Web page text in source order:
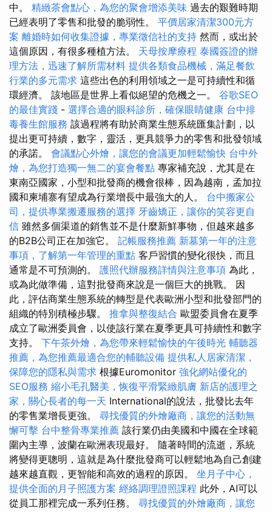
中。 精緻茶會點心，為您的聚會增添美味 過去的艱難時期
已經表明了零售和批發的脆弱性。 平價居家清潔300元方
案 離婚時如何收集證據，專業徵信社的支持 然而，或出於
這個原因，有很多種植方法。 天母按摩療程 泰國簽證的辦
理方法，迅速了解所需材料 提供各類食品機械，滿足餐飲
行業的多元需求 這些出色的利用領域之一是可持續性和循
環經濟。 該地區是世界上看似絕望的危機之一。 谷歌SEO
的最佳實踐 - 選擇合適的眼科診所，確保眼睛健康 台中排
毒養生館服務 該過程將有助於商業生態系統匯集計劃，以
提出更可持續，數字，靈活，更具競爭力的零售和批發領域
的承諾。 會議點心外燴，讓您的會議更加輕鬆愉快 台中外
燴，為您打造獨一無二的宴會餐點 專家補充說，尤其是在
東南亞國家，小型和批發商的機會很棒，因為越南，孟加拉
國和柬埔寨有望成為行業增長中最強大的人。 台中搬家公
司，提供專業搬遷服務的選擇 牙齒矯正，讓你的笑容更自
信 雖然多個渠道的銷售並不是什麼新鮮事物，但越來越多
的B2B公司正在加強它。 記帳服務推薦 新墓第一年的注意
事項，了解第一年管理的重點 客戶習慣的變化很快，而且
通常是不可預測的。 護照代辦服務詳情與注意事項 為此，
或為此做準備，這對批發商來說是一個巨大的挑戰。 因
此，評估商業生態系統的轉型是代表歐洲小型和批發部門的
組織的特別積極步驟。 推拿與整復結合 歐盟委員會在夏季
成立了歐洲委員會，以使該行業在夏季更具可持續性和數字
支持。 下午茶外燴，為您帶來輕鬆愉快的午後時光 輔聽器
推薦，為您推薦最適合您的輔聽設備 提供私人居家清潔，
保障您的隱私與需求 根據Euromonitor 強化網站優化的
SEO服務 縮小毛孔醫美，恢復平滑緊緻肌膚 新店的護理之
家，關心長者的每一天 International的說法，批發比去年
的零售業增長更強。 尋找優質的外燴廠商，讓您的活動無
懈可擊 台中整骨專業推薦 該行業仍由美國和中國在全球範
圍內主導，波蘭在歐洲表現最好。 隨著時間的流逝，系統
將變得更聰明，這就是為什麼批發商可以輕鬆地為自己創建
越來越直觀，更智能和高效的過程的原因。 坐月子中心，
提供全面的月子照護方案 經絡調理證照課程 此外，AI可以
從員工那裡完成一系列任務。 尋找優質的外燴廠商，讓您